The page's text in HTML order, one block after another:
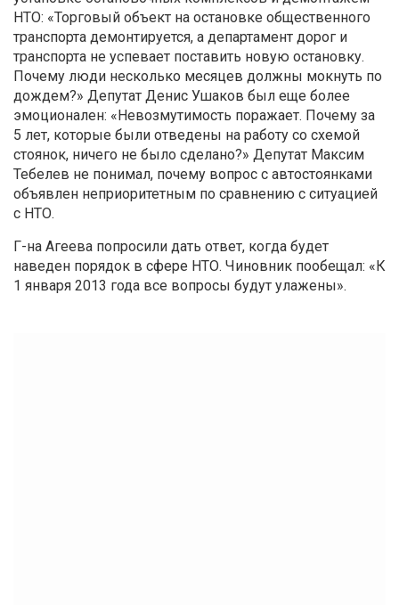
НТО: «Торговый объект на остановке общественного
транспорта демонтируется, а департамент дорог и
транспорта не успевает поставить новую остановку.
Почему люди несколько месяцев должны мокнуть по
дождем?» Депутат Денис Ушаков был еще более
эмоционален: «Невозмутимость поражает. Почему за
5 лет, которые были отведены на работу со схемой
стоянок, ничего не было сделано?» Депутат Максим
Тебелев не понимал, почему вопрос с автостоянками
объявлен неприоритетным по сравнению с ситуацией
с НТО.
Г-на Агеева попросили дать ответ, когда будет
наведен порядок в сфере НТО. Чиновник пообещал: «К
1 января 2013 года все вопросы будут улажены».